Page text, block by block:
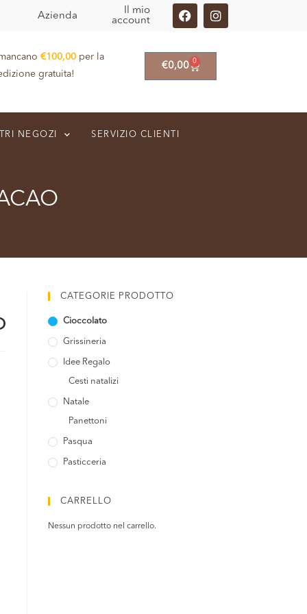
Azienda
Il mio
account
mancano€100,00 per la
gratuita!
€0,00 0
NEGOZI SERVIZIO CLIENTI
CATEGORIE PRODOTTO
Cioccolato
Grissineria
Idee Regalo
Cesti natalizi
Natale
Panettoni
Pasqua
Pasticceria
CARRELLO
Nessun prodotto nel carrello.